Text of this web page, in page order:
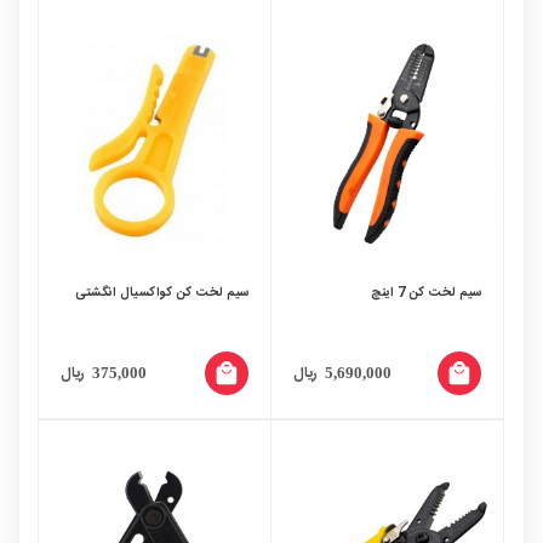
سیم لخت کن 7 اینچ
5,690,000 ریال local_mall
سیم لخت کن کواکسیال انگشتی
375,000 ریال local_mall